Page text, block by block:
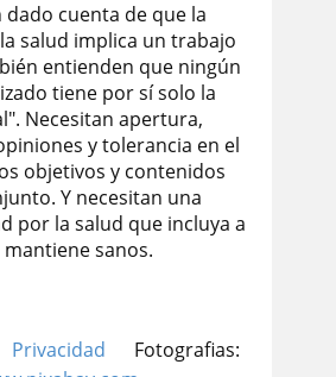
dado cuenta de que la
salud implica un trabajo
entienden que ningún
tiene por sí solo la
Necesitan apertura,
y tolerancia en el
objetivos y contenidos
Y necesitan una
por la salud que incluya a
sanos.
Privacidad Fotografias: